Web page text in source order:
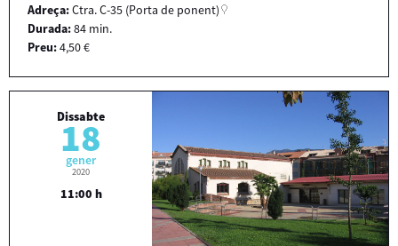
Adreça:Ctra. C-35 (Porta de ponent)
Durada:84 min.
Preu:4,50 €
Dissabte
18
gener
2020
11:00 h